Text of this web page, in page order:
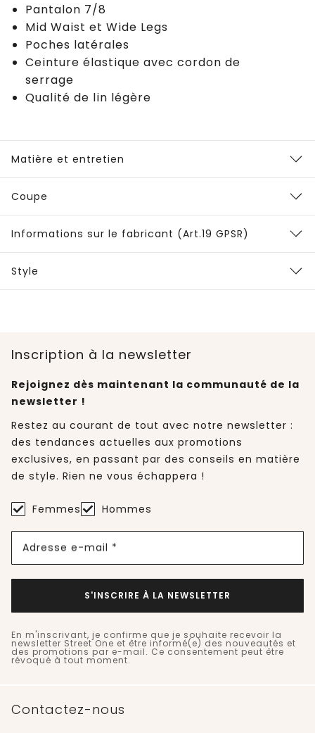
Pantalon 7/8
Mid Waist et Wide Legs
Poches latérales
Ceinture élastique avec cordon de
serrage
Qualité de lin légère
Matière et entretien
Coupe
Informations sur le fabricant (Art.19 GPSR)
Style
Inscription à la newsletter
Rejoignez dès maintenant la communauté de la
newsletter !
Restez au courant de tout avec notre newsletter :
des tendances actuelles aux promotions
exclusives, en passant par des conseils en matière
de style. Rien ne vous échappera !
Femmes Hommes
Adresse e-mail *
S'INSCRIRE À LA NEWSLETTER
En m'inscrivant, je confirme que je souhaite recevoir la
newsletter Street One et être informé(e) des nouveautés et
des promotions par e-mail. Ce consentement peut être
révoqué à tout moment.
Contactez-nous